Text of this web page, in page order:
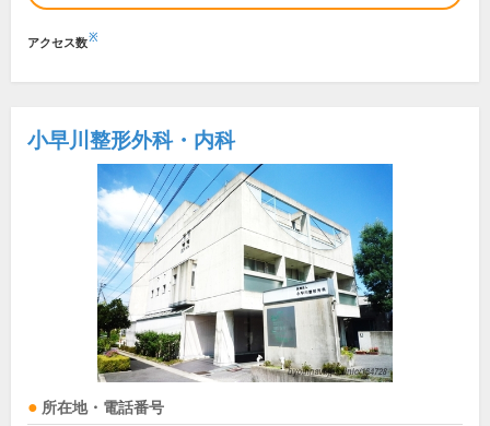
アクセス数※
小早川整形外科・内科
所在地・電話番号